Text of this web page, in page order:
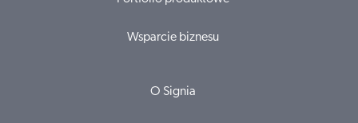
Wsparcie biznesu
O Signia